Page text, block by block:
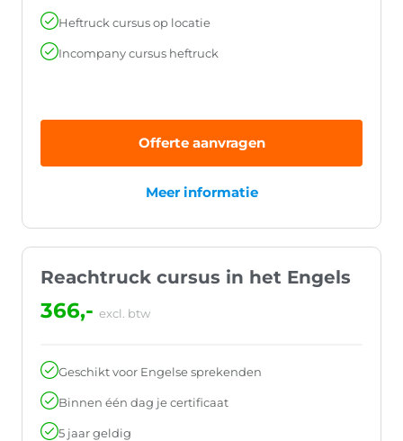
Heftruck cursus op locatie
Incompany cursus heftruck
Offerte aanvragen
Meer informatie
Reachtruck cursus in het Engels
366,- excl. btw
Geschikt voor Engelse sprekenden
Binnen één dag je certificaat
5 jaar geldig